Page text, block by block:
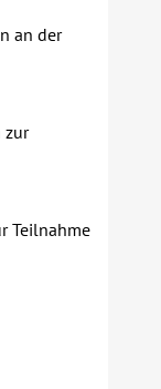
an der
zur
Teilnahme